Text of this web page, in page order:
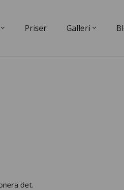
Priser Galleri
det.